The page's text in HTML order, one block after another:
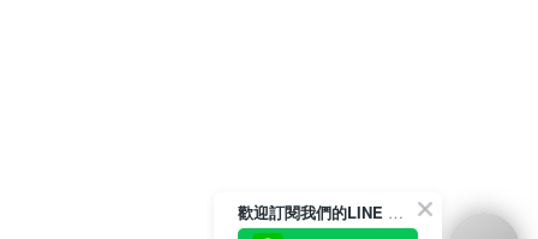
歡迎訂閱我們的LINE 官方帳號